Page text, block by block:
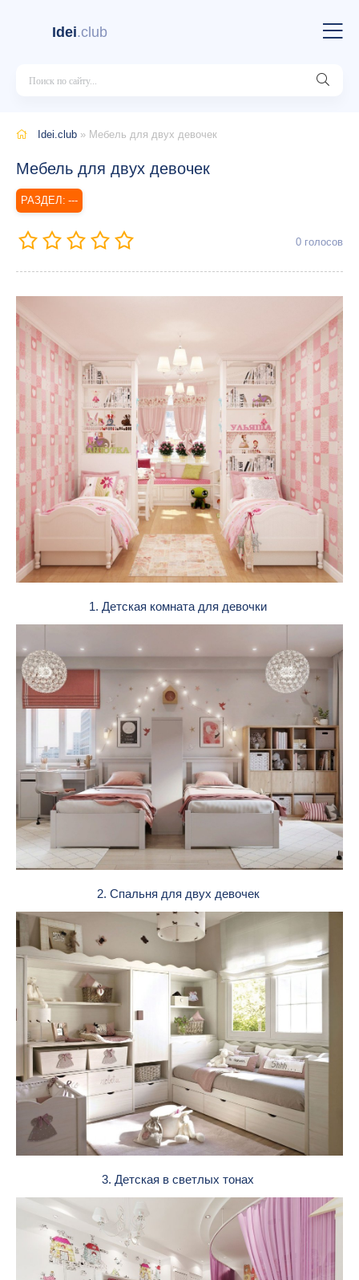
Idei.club
Idei.club » Мебель для двух девочек
Мебель для двух девочек
---
0 голосов
1. Детская комната для девочки
2. Спальня для двух девочек
3. Детская в светлых тонах